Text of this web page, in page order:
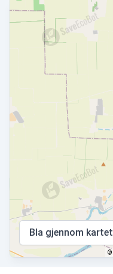
Bla gjennom kartet
©